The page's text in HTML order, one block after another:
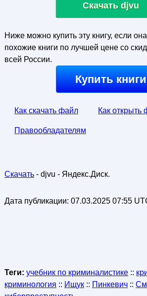
Скачать djvu
Ниже можно купить эту книгу, если
похожие книги по лучшей цене со
всей России.
Купить книги
Как скачать файл Как открыть
Правообладателям
Скачать- djvu - Яндекс.Диск.
Дата публикации: 07.03.2025 07:55
Теги: учебник по криминалистике::
криминология :: Ищук:: Пинкевич::